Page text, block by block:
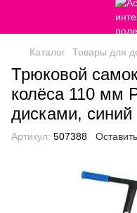
Каталог Товары для
Трюковой
колёса 110 мм
дисками, синий
Артикул: 507388